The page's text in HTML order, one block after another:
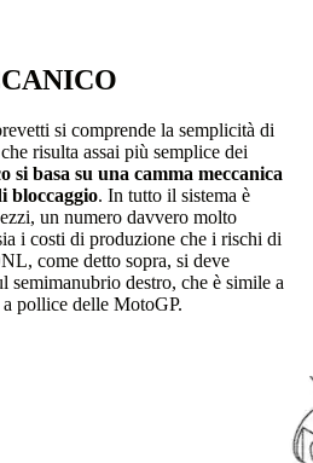
si comprende la semplicità di
risulta assai più semplice dei
si basa su una camma meccanica
bloccaggio. In tutto il sistema è
un numero davvero molto
i costi di produzione che i rischi di
come detto sopra, si deve
semimanubrio destro, che è simile a
pollice delle MotoGP.